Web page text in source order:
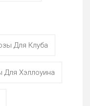
Для Клуба
Для Хэллоуина